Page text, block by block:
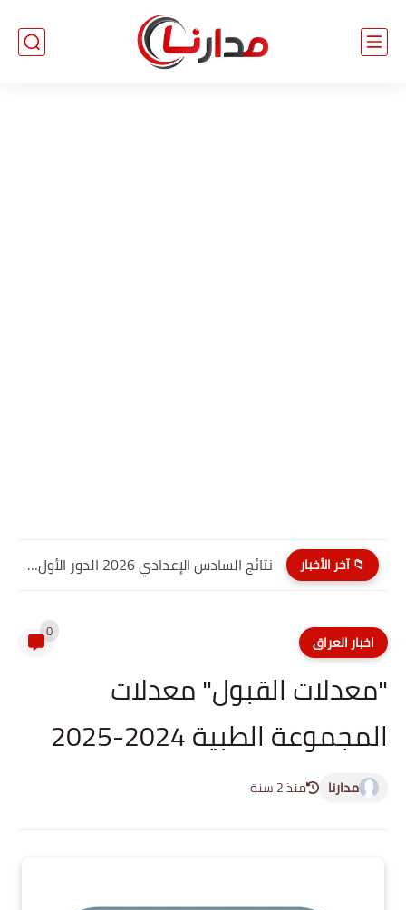
📁 آخر الأخبار نتائج السادس الإعدادي 2026 الدور الأول PDF الديوانية | موقع...
اخبار العراق 0
"معدلات القبول" معدلات
المجموعة الطبية 2024-2025
مدارنا منذ 2 سنة